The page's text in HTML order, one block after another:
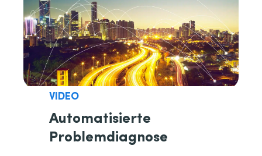
VIDEO
Automatisierte
Problemdiagnose